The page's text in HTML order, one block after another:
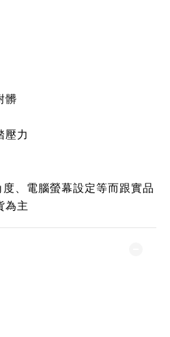
髒
力
、電腦螢幕設定等而跟實品
為主